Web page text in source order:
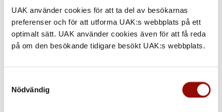
UAK använder cookies för att ta del av besökarnas
preferenser och för att utforma UAK:s webbplats på ett
optimalt sätt. UAK använder cookies även för att få reda
på om den besökande tidigare besökt UAK:s webbplats.
Nödvändig
TILL ONLINEAUKTIONERNA